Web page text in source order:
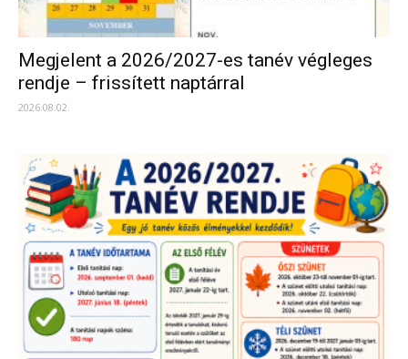
Megjelent a 2026/2027-es tanév végleges
rendje – frissített naptárral
2026.08.02.